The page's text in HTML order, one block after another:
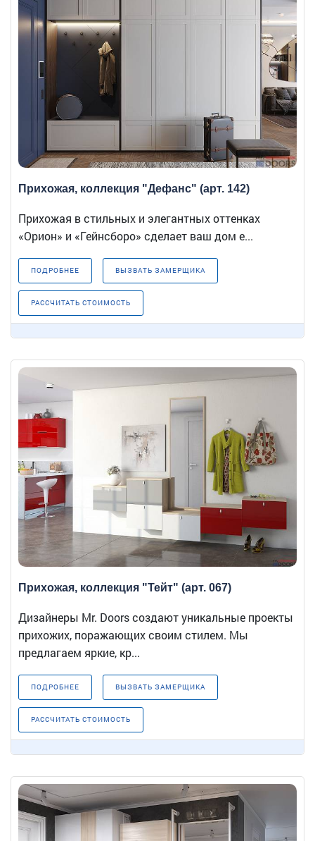
Прихожая, коллекция "Дефанс" (арт. 142)
Прихожая в стильных и элегантных оттенках
«Орион» и «Гейнсборо» сделает ваш дом е...
ПОДРОБНЕЕ ВЫЗВАТЬ ЗАМЕРЩИКА
РАССЧИТАТЬ СТОИМОСТЬ
Прихожая, коллекция "Тейт" (арт. 067)
Дизайнеры Mr. Doors создают уникальные проекты
прихожих, поражающих своим стилем. Мы
предлагаем яркие, кр...
ПОДРОБНЕЕ ВЫЗВАТЬ ЗАМЕРЩИКА
РАССЧИТАТЬ СТОИМОСТЬ